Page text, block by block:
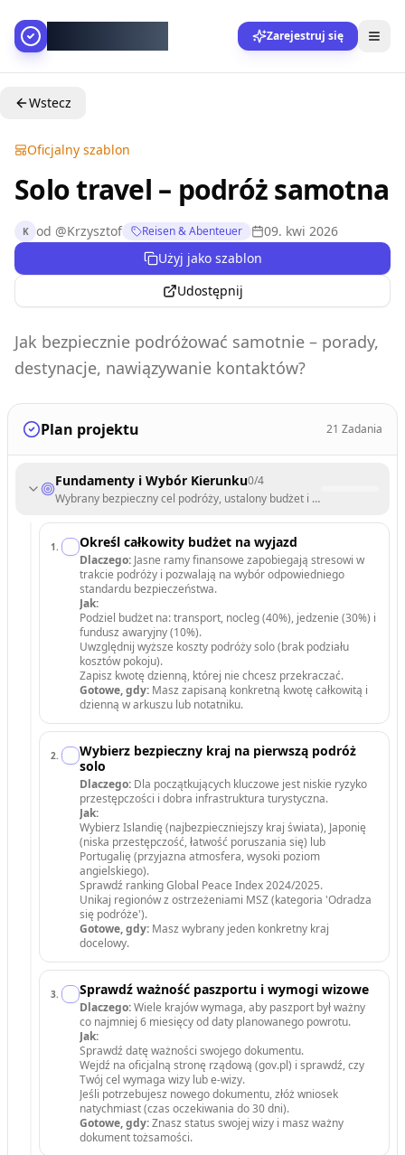
Zarejestruj się
Wstecz
Oficjalny szablon
Solo travel – podróż samotna
K od @Krzysztof Reisen & Abenteuer
09. kwi 2026
Użyj jako szablon
Udostępnij
Jak bezpiecznie podróżować samotnie – porady,
destynacje, nawiązywanie kontaktów?
Plan projektu 21 Zadania
Fundamenty i Wybór Kierunku0/4
Wybrany bezpieczny cel podróży, ustalony budżet i ramy czasowe.
1 . Określ całkowity budżet na wyjazd
Dlaczego: Jasne ramy finansowe zapobiegają stresowi w
trakcie podróży i pozwalają na wybór odpowiedniego
standardu bezpieczeństwa.
Jak:
Podziel budżet na: transport, nocleg (40%), jedzenie (30%) i
fundusz awaryjny (10%).
Uwzględnij wyższe koszty podróży solo (brak podziału
kosztów pokoju).
Zapisz kwotę dzienną, której nie chcesz przekraczać.
Gotowe, gdy: Masz zapisaną konkretną kwotę całkowitą i
dzienną w arkuszu lub notatniku.
2.
Wybierz bezpieczny kraj na pierwszą podróż
solo
Dlaczego: Dla początkujących kluczowe jest niskie ryzyko
przestępczości i dobra infrastruktura turystyczna.
Jak:
Wybierz Islandię (najbezpieczniejszy kraj świata), Japonię
(niska przestępczość, łatwość poruszania się) lub
Portugalię (przyjazna atmosfera, wysoki poziom
angielskiego).
Sprawdź ranking Global Peace Index 2024/2025.
Unikaj regionów z ostrzeżeniami MSZ (kategoria 'Odradza
się podróże').
Gotowe, gdy: Masz wybrany jeden konkretny kraj
docelowy.
3. Sprawdź ważność paszportu i wymogi wizowe
Dlaczego:Wiele krajów wymaga, aby paszport był ważny
co najmniej 6 miesięcy od daty planowanego powrotu.
Jak:
Sprawdź datę ważności swojego dokumentu.
Wejdź na oficjalną stronę rządową (gov.pl) i sprawdź, czy
Twój cel wymaga wizy lub e-wizy.
Jeśli potrzebujesz nowego dokumentu, złóż wniosek
natychmiast (czas oczekiwania do 30 dni).
Gotowe, gdy:Znasz status swojej wizy i masz ważny
dokument tożsamości.